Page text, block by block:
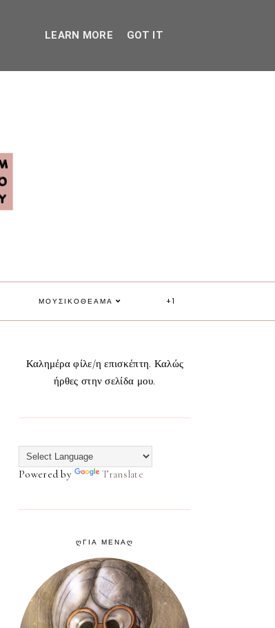
ΜΟΥΣΙΚΟΘΕΑΜΑ +1
Καλημέρα φίλε/η επισκέπτη. Καλώς
ήρθες στην σελίδα μου.
Powered by Translate
ᲦΓΙΑ ΜΕΝΑᲦ
LEARN MORE GOT IT